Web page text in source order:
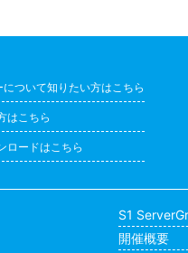
について知りたい方はこちら
はこちら
ロードはこちら
S1
開催概要